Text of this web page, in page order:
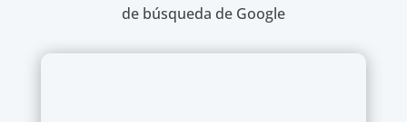
de búsqueda de Google